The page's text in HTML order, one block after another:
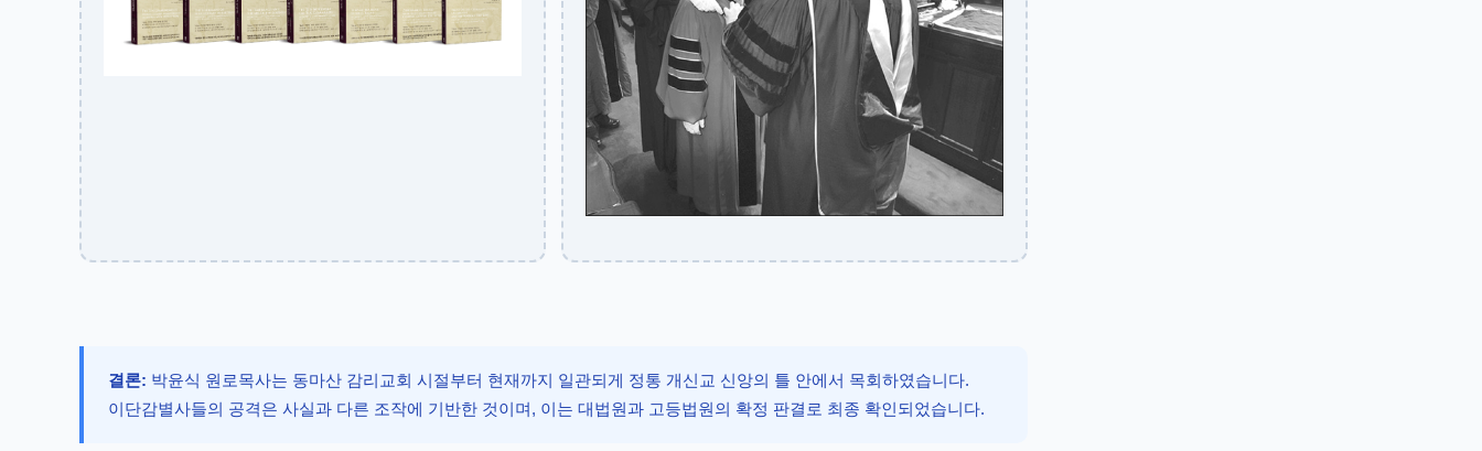
결론: 박윤식 원로목사는 동마산 감리교회 시절부터 현재까지 일관되게 정통 개신교 신앙의 틀 안에서 목회하였습니다.
이단감별사들의 공격은 사실과 다른 조작에 기반한 것이며, 이는 대법원과 고등법원의 확정 판결로 최종 확인되었습니다.